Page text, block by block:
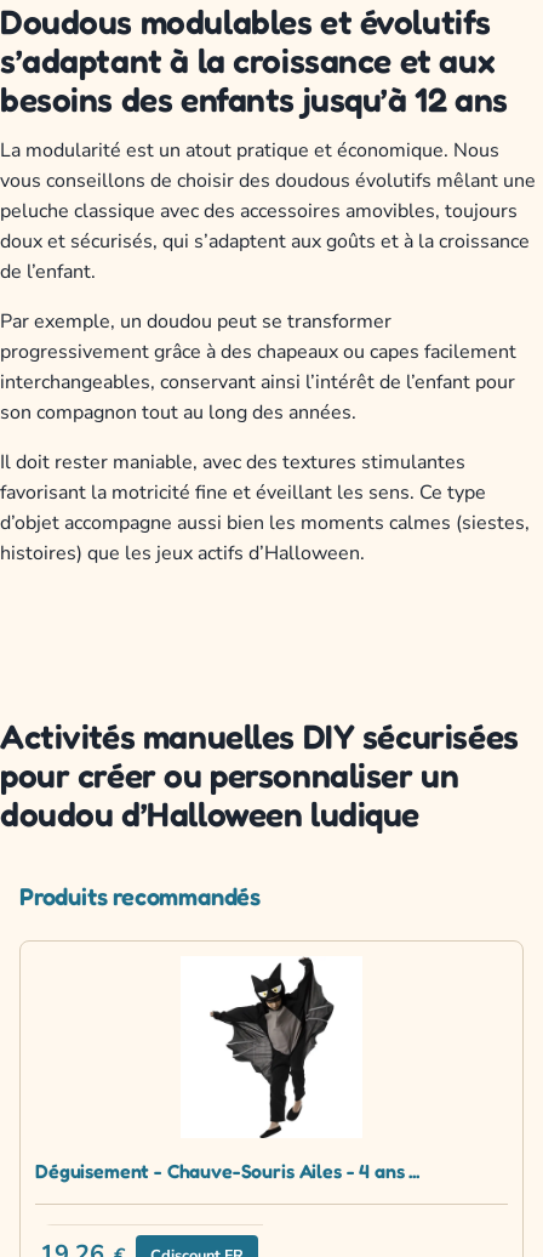
Doudous modulables et évolutifs
s’adaptant à la croissance et aux
besoins des enfants jusqu’à 12 ans
La modularité est un atout pratique et économique. Nous
vous conseillons de choisir des doudous évolutifs mêlant une
peluche classique avec des accessoires amovibles, toujours
doux et sécurisés, qui s’adaptent aux goûts et à la croissance
de l’enfant.
Par exemple, un doudou peut se transformer
progressivement grâce à des chapeaux ou capes facilement
interchangeables, conservant ainsi l’intérêt de l’enfant pour
son compagnon tout au long des années.
Il doit rester maniable, avec des textures stimulantes
favorisant la motricité fine et éveillant les sens. Ce type
d’objet accompagne aussi bien les moments calmes (siestes,
histoires) que les jeux actifs d’Halloween.
Activités manuelles DIY sécurisées
pour créer ou personnaliser un
doudou d’Halloween ludique
Produits recommandés
Déguisement - Chauve-Souris Ailes - 4 ans ...